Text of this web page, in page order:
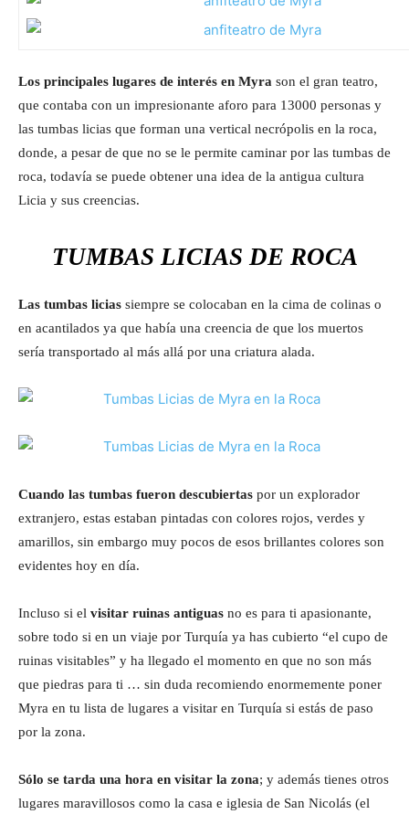
Los principales lugares de interés en Myra son el gran teatro,
que contaba con un impresionante aforo para 13000 personas y
las tumbas licias que forman una vertical necrópolis en la roca,
donde, a pesar de que no se le permite caminar por las tumbas de
roca, todavía se puede obtener una idea de la antigua cultura
Licia y sus creencias.
TUMBAS LICIAS DE ROCA
Las tumbas licias siempre se colocaban en la cima de colinas o
en acantilados ya que había una creencia de que los muertos
sería transportado al más allá por una criatura alada.
Cuando las tumbas fueron descubiertas por un explorador
extranjero, estas estaban pintadas con colores rojos, verdes y
amarillos, sin embargo muy pocos de esos brillantes colores son
evidentes hoy en día.
Incluso si el visitar ruinas antiguas no es para ti apasionante,
sobre todo si en un viaje por Turquía ya has cubierto “el cupo de
ruinas visitables” y ha llegado el momento en que no son más
que piedras para ti … sin duda recomiendo enormemente poner
Myra en tu lista de lugares a visitar en Turquía si estás de paso
por la zona.
Sólo se tarda una hora en visitar la zona; y además tienes otros
lugares maravillosos como la casa e iglesia de San Nicolás (el